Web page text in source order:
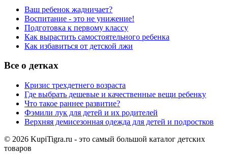
Ваш ребенок жадничает?
Воспитание - это не унижение!
Подготовка к первому классу
Как вырастить самостоятельного ребенка
Как избавиться от детской лжи
Все о детках
Кризис трехдетнего возраста
Где выбрать дешевые и качественные вещи ребенку
Что такое раннее развитие?
Фэмили лук для детей и их родителей
Верхняя демисезонная одежда для детей и подростков
© 2026 KupiTigra.ru - это самый большой каталог детских
товаров